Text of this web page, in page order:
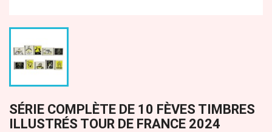
SÉRIE COMPLÈTE DE 10 FÈVES TIMBRES
ILLUSTRÉS TOUR DE FRANCE 2024